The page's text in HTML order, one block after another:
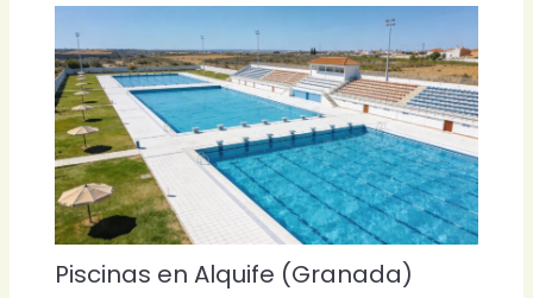
Piscinas en Alquife (Granada)